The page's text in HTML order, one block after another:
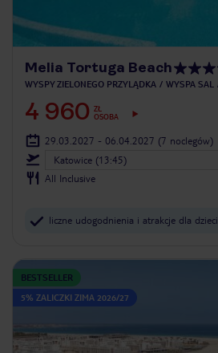
Melia Tortuga Beach
WYSPY ZIELONEGO PRZYLĄDKA WYSPA SAL
4 960 ZŁ
OSOBA
29.03.2027 - 06.04.2027 (7 noclegów)
Katowice (13:45)
All Inclusive
liczne udogodnienia i atrakcje dla dzieci
BESTSELLER
5% ZALICZKI ZIMA 2026/27